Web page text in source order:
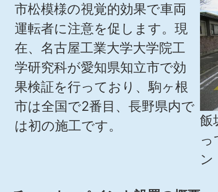
飯
ン
市松模様の視覚的効果で車両
運転者に注意を促します。現
在、名古屋工業大学大学院工
学研究科が愛知県知立市で効
果検証を行っており、駒ヶ根
市は全国で2番目、長野県内で
は初の施工です。